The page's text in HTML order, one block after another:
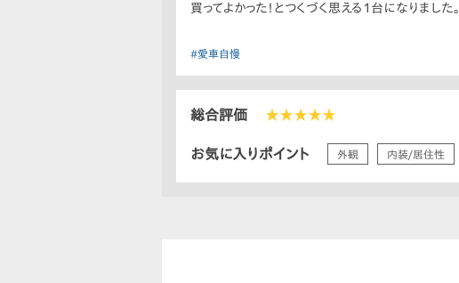
買ってよかった！とつくづく思える1台になりました。
#愛車自慢
総合評価 ★★★★★
お気に入りポイント 外観 内装/居住性